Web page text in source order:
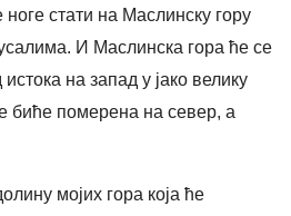
стати на Маслинску гору
И Маслинска гора ће се
на запад у јако велику
биће померена на север, а
мојих гора која ће